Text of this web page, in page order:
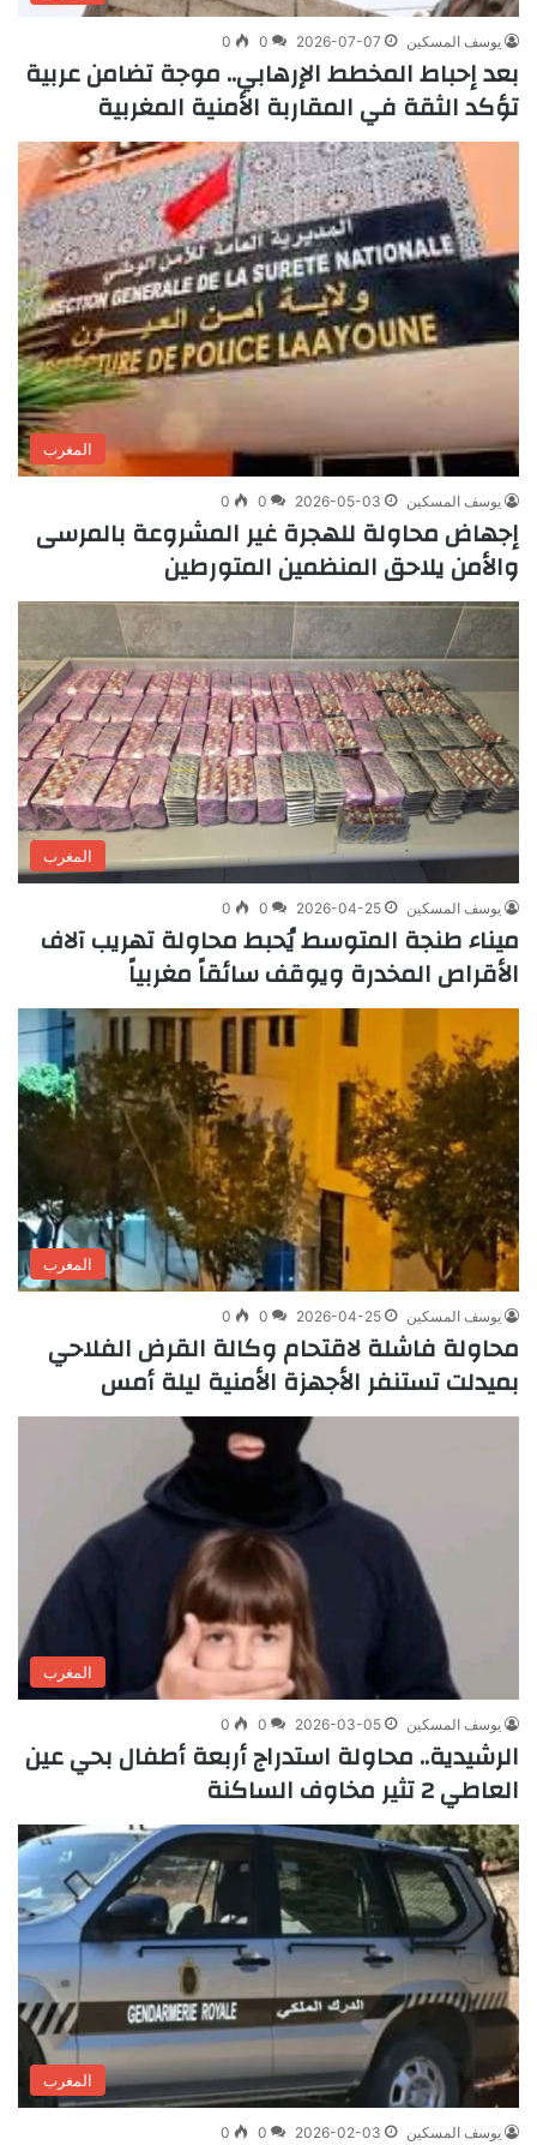
يوسف المسكين 2026-07-07
0
0
بعد إحباط المخطط الإرهابي.. موجة تضامن عربية
تؤكد الثقة في المقاربة الأمنية المغربية
المغرب
يوسف المسكين 2026-05-03
0
0
إجهاض محاولة للهجرة غير المشروعة بالمرسى
والأمن يلاحق المنظمين المتورطين
المغرب
يوسف المسكين 2026-04-25
0
0
ميناء طنجة المتوسط يُحبط محاولة تهريب آلاف
الأقراص المخدرة ويوقف سائقاً مغربياً
المغرب
يوسف المسكين 2026-04-25
0
0
محاولة فاشلة لاقتحام وكالة القرض الفلاحي
بميدلت تستنفر الأجهزة الأمنية ليلة أمس
المغرب
يوسف المسكين 2026-03-05
0
0
الرشيدية.. محاولة استدراج أربعة أطفال بحي عين
العاطي 2 تثير مخاوف الساكنة
المغرب
يوسف المسكين 2026-02-03
0
0